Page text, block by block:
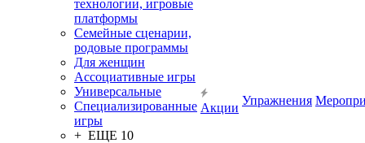
технологии, игровые
платформы
Семейные сценарии,
родовые программы
Для женщин
Ассоциативные игры
Универсальные
Специализированные
игры
+ ЕЩЕ 10
Акции
Упражнения